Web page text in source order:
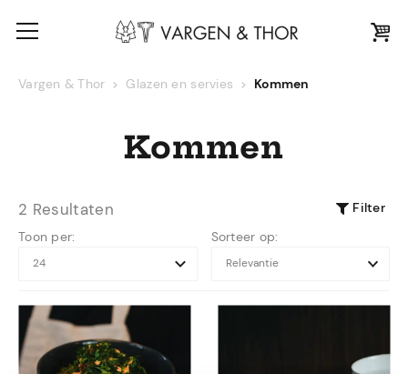
Vargen & Thor Glazen en servies Kommen
Kommen
2 Resultaten
Filter
Toon per:
Sorteer op: